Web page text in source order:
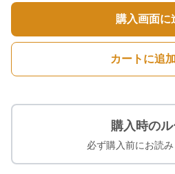
購入画面に
カートに追
購入時の
必ず購入前にお読み